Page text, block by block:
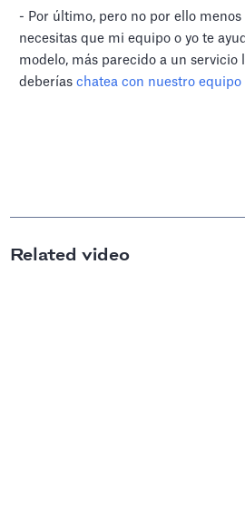
- Por último, pero no por ello
necesitas que mi equipo o yo te
modelo, más parecido a un servicio
deberíaschatea con nuestro equipo
Related video